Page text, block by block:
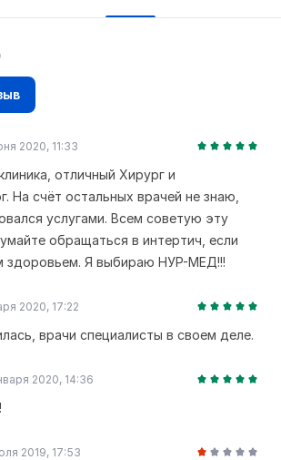
2020, 11:33
отличный Хирург и
На счёт остальных врачей не знаю,
услугами. Всем советую эту
обращаться в интертич, если
здоровьем. Я выбираю НУР-МЕД!!!
2020, 17:22
врачи специалисты в своем деле.
2020, 14:36
2019, 17:53